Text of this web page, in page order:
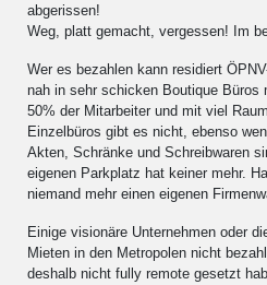
abgerissen!
Weg, platt gemacht, vergessen! Im
Wer es bezahlen kann residiert
nah in sehr schicken Boutique Büros
50% der Mitarbeiter und mit viel
Einzelbüros gibt es nicht, ebenso
Akten, Schränke und Schreibwaren
eigenen Parkplatz hat keiner mehr.
niemand mehr einen eigenen
Einige visionäre Unternehmen oder
Mieten in den Metropolen nicht
deshalb nicht fully remote gesetzt